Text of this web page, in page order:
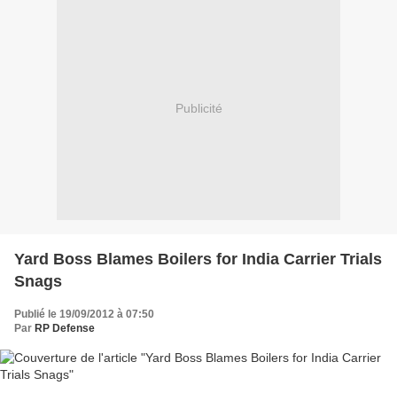
Publicité
Yard Boss Blames Boilers for India Carrier Trials
Snags
Publié le 19/09/2012 à 07:50
Par RP Defense